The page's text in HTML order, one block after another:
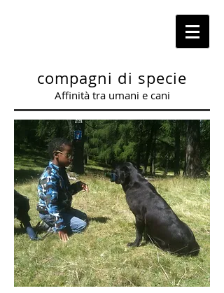
compagni di specie
Affinità tra umani e cani